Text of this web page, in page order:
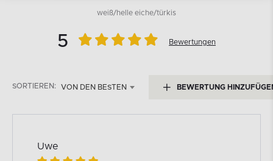
weiß/helle eiche/türkis
5 Bewertungen
SORTIEREN: VON DEN BESTEN BEWERTUNG
Uwe